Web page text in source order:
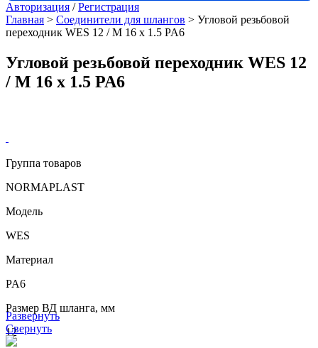
Авторизация /Регистрация
Главная > Соединители для шлангов > Угловой резьбовой
переходник WES 12 / M 16 x 1.5 PA6
Угловой резьбовой переходник WES 12
/ M 16 x 1.5 PA6
Группа товаров
NORMAPLAST
Модель
WES
Материал
PA6
Размер ВД шланга, мм
12
Развернуть
Свернуть